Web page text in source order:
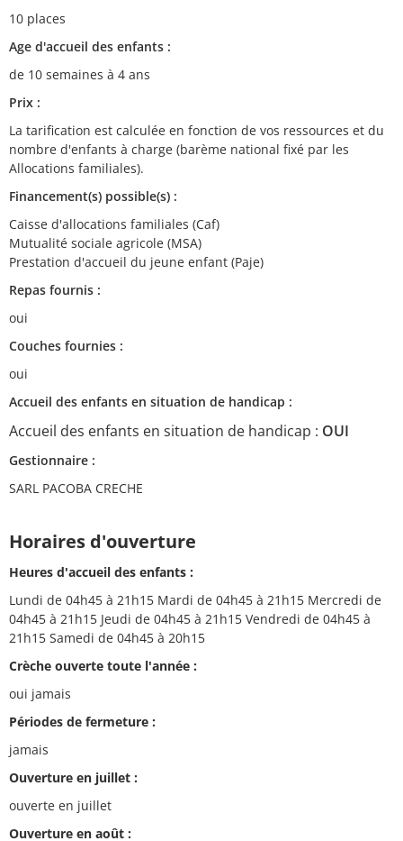
10 places
Age d'accueil des enfants :
de 10 semaines à 4 ans
Prix :
La tarification est calculée en fonction de vos ressources et du
nombre d'enfants à charge (barème national fixé par les
Allocations familiales).
Financement(s) possible(s) :
Caisse d'allocations familiales (Caf)
Mutualité sociale agricole (MSA)
Prestation d'accueil du jeune enfant (Paje)
Repas fournis :
oui
Couches fournies :
oui
Accueil des enfants en situation de handicap :
Accueil des enfants en situation de handicap : OUI
Gestionnaire :
SARL PACOBA CRECHE
Horaires d'ouverture
Heures d'accueil des enfants :
Lundi de 04h45 à 21h15 Mardi de 04h45 à 21h15 Mercredi de
04h45 à 21h15 Jeudi de 04h45 à 21h15 Vendredi de 04h45 à
21h15 Samedi de 04h45 à 20h15
Crèche ouverte toute l'année :
oui jamais
Périodes de fermeture :
jamais
Ouverture en juillet :
ouverte en juillet
Ouverture en août :